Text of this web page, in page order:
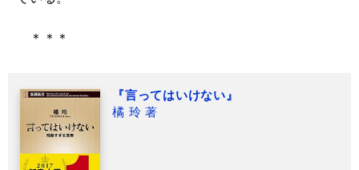
＊＊＊
『言ってはいけない』
橘 玲 著